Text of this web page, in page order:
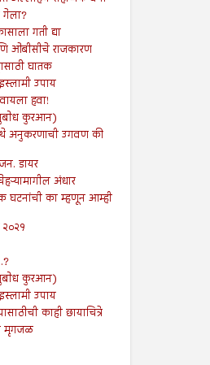
गती द्या
ओबीसीचे राजकारण
घातक
उपाय
हवा!
कुरआन)
अनुकरणाची उगवण की
डायर
अंधार
घटनांची का म्हणून आम्ही
२०२१
कुरआन)
उपाय
काही छायाचित्रे
मृगजळ